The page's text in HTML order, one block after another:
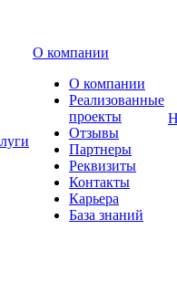
О компании
О компании
Реализованные
проекты
Отзывы
Партнеры
Реквизиты
Контакты
Карьера
База знаний